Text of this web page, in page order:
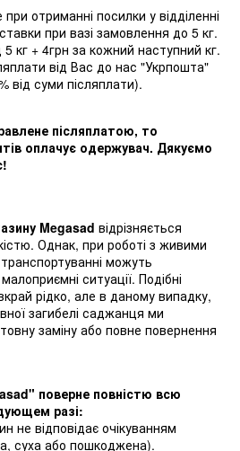
отриманні посилки у відділенні
при вазі замовлення до 5 кг.
кг + 4грн за кожний наступний кг.
від Вас до нас "Укрпошта"
від суми післяплати).
післяплатою, то
оплачує одержувач. Дякуємо
Megasad відрізняється
Однак, при роботі з живими
можуть
ситуації. Подібні
рідко, але в даному випадку,
загибелі саджанця ми
заміну або повне повернення
поверне повністю всю
разі:
не відповідає очікуванням
суха або пошкоджена).